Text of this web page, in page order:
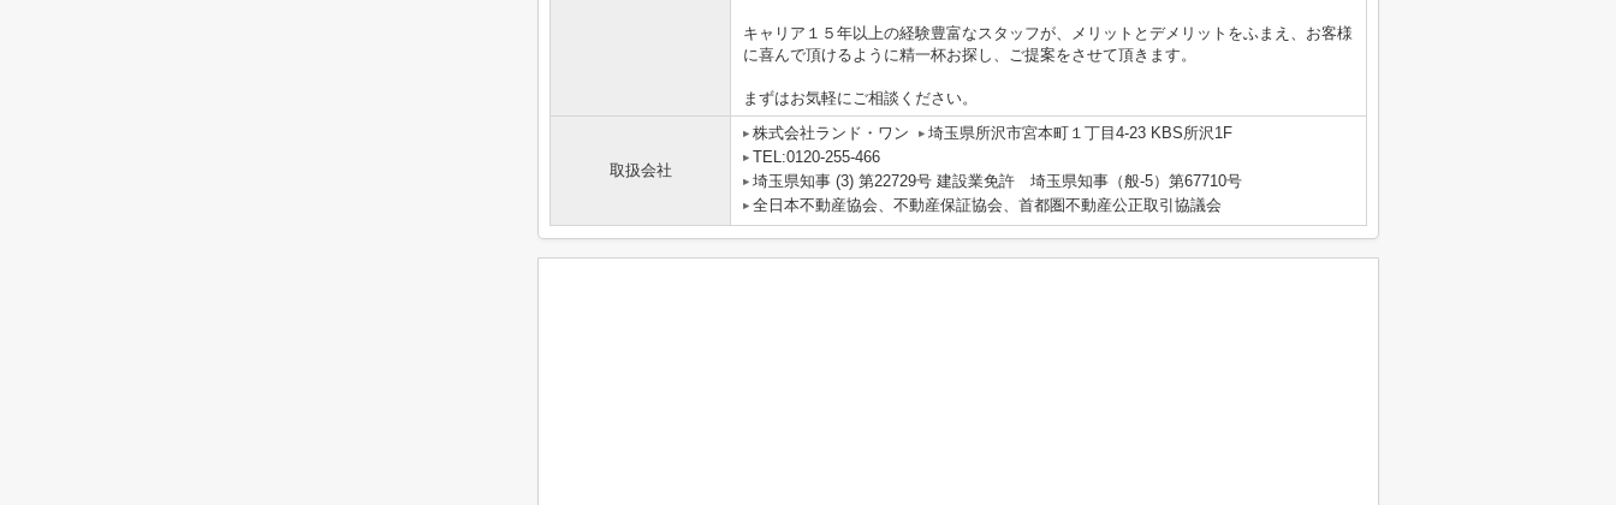
キャリア１５年以上の経験豊富なスタッフが、メリットとデメリットをふまえ、お客様
に喜んで頂けるように精一杯お探し、ご提案をさせて頂きます。
まずはお気軽にご相談ください。
取扱会社
株式会社ランド・ワン
埼玉県所沢市宮本町１丁目4-23 KBS所沢1F
TEL:0120-255-466
埼玉県知事 (3) 第22729号 建設業免許 埼玉県知事（般-5）第67710号
全日本不動産協会、不動産保証協会、首都圏不動産公正取引協議会